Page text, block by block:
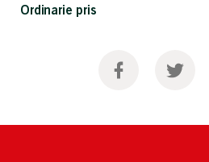
Ordinarie pris